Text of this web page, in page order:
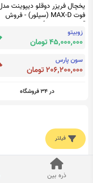
فوت MAX-D (سیلور) - فروش
آنلاین لوازم خانگی سی و هفت ده
3710
زوبیتو
45,000,000 تومان
سون پارس
206,200,000 تومان
در 34 فروشگاه
فیلتر
ذره بین